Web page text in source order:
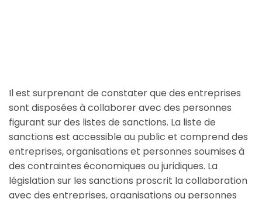
Il est surprenant de constater que des entreprises
sont disposées à collaborer avec des personnes
figurant sur des listes de sanctions. La liste de
sanctions est accessible au public et comprend des
entreprises, organisations et personnes soumises à
des contraintes économiques ou juridiques. La
législation sur les sanctions proscrit la collaboration
avec des entreprises, organisations ou personnes